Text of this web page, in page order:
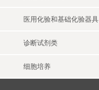
医用化验和基础化验器具
诊断试剂类
细胞培养